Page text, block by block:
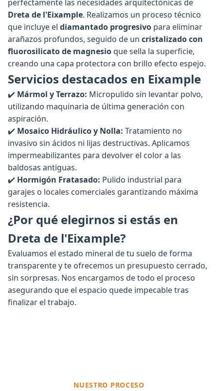
perfectamente las necesidades arquitectónicas de
Dreta de l'Eixample. Realizamos un proceso técnico
que incluye el diamantado progresivo para eliminar
arañazos profundos, seguido de un cristalizado con
fluorosilicato de magnesioque sella la superficie,
creando una capa protectora con brillo efecto espejo.
Servicios destacados en Eixample
✔️ Mármol y Terrazo: Micropulido sin levantar polvo,
utilizando maquinaria de última generación con
aspiración.
✔️ Mosaico Hidráulico y Nolla: Tratamiento no
invasivo sin ácidos ni lijas destructivas. Aplicamos
impermeabilizantes para devolver el color a las
baldosas antiguas.
✔️ Hormigón Fratasado: Pulido industrial para
garajes o locales comerciales garantizando máxima
resistencia.
¿Por qué elegirnos si estás en
Dreta de l'Eixample?
Evaluamos el estado mineral de tu suelo de forma
transparente y te ofrecemos un presupuesto cerrado,
sin sorpresas. Nos encargamos de todo el proceso
asegurando que el espacio quede impecable tras
finalizar el trabajo.
NUESTRO PROCESO